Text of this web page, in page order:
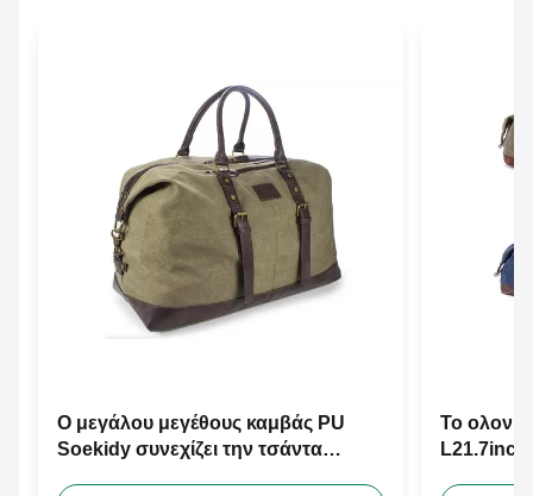
Ο μεγάλου μεγέθους καμβάς PU
Soekidy συνεχίζει την τσάντα
Το
L21.7inch